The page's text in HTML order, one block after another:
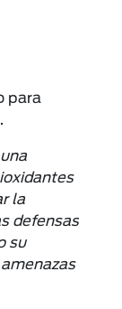
para
la
defensas
su